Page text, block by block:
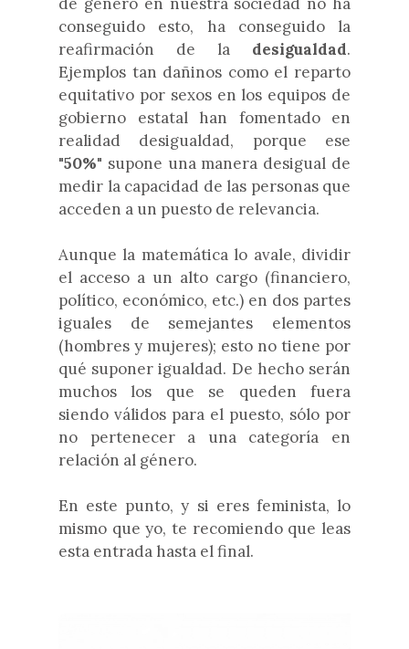
conseguido esto, ha conseguido la
reafirmación de la desigualdad.
Ejemplos tan dañinos como el reparto
equitativo por sexos en los equipos de
gobierno estatal han fomentado en
realidad desigualdad, porque ese
"50%" supone una manera desigual de
medir la capacidad de las personas que
acceden a un puesto de relevancia.
Aunque la matemática lo avale, dividir
el acceso a un alto cargo (financiero,
político, económico, etc.) en dos partes
iguales de semejantes elementos
(hombres y mujeres); esto no tiene por
qué suponer igualdad. De hecho serán
muchos los que se queden fuera
siendo válidos para el puesto, sólo por
no pertenecer a una categoría en
relación al género.
En este punto, y si eres feminista, lo
mismo que yo, te recomiendo que leas
esta entrada hasta el final.